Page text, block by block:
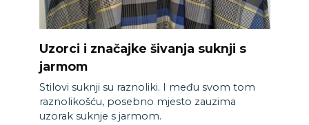
Uzorci i značajke šivanja suknji s
jarmom
Stilovi suknji su raznoliki. I među svom tom
raznolikošću, posebno mjesto zauzima
uzorak suknje s jarmom.